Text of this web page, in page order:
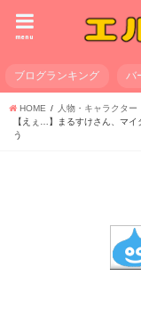
menu
ブログランキング バ
HOME
人物・キャラクター
【えぇ…】まるすけさん、マ
う